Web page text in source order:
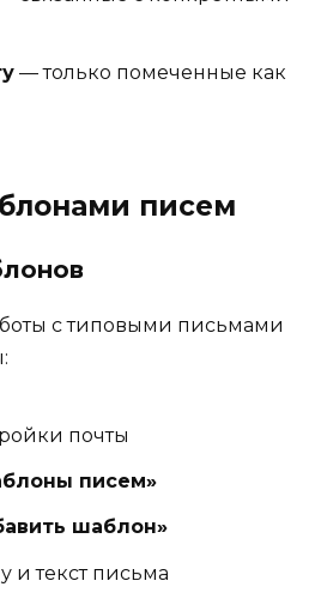
— только помеченные как
писем
с типовыми письмами
почты
писем»
шаблон»
и текст письма